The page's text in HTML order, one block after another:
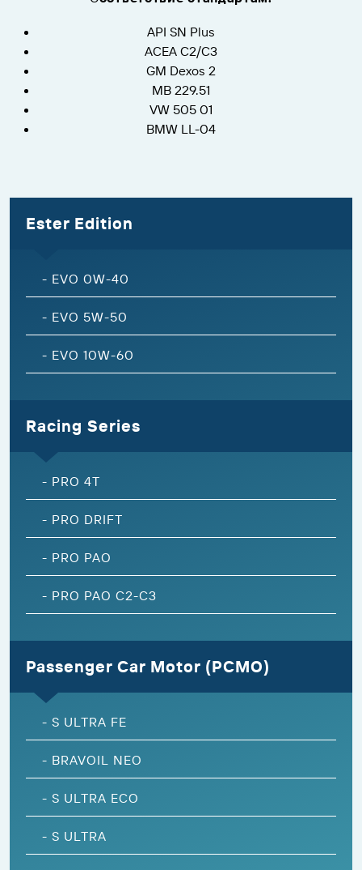
Ester Edition
- EVO 0W-40
- EVO 5W-50
- EVO 10W-60
Racing Series
- PRO 4T
- PRO DRIFT
- PRO PAO
- PRO PAO C2-C3
Passenger Car Motor (PCMO)
- S ULTRA FE
- BRAVOIL NEO
- S ULTRA ECO
- S ULTRA
API SN Plus
ACEA C2/C3
GM Dexos 2
MB 229.51
VW 505 01
BMW LL-04